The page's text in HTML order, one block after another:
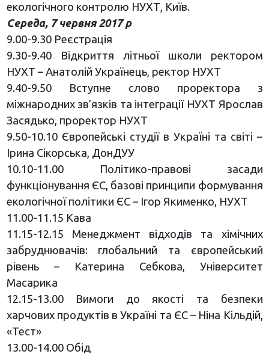
екологічного контролю НУХТ, Київ.
Середа, 7 червня 2017 р
9.00-9.30 Реєстрація
9.30-9.40 Відкриття літньої школи ректором
НУХТ – Анатолій Українець, ректор НУХТ
9.40-9.50 Вступне слово проректорa з
міжнародних зв’язків та інтеграції НУХТ Ярослав
Засядько, проректор НУХТ
9.50-10.10 Європейські студії в Україні та світі –
Ірина Сікорська, ДонДУУ
10.10-11.00 Політико-правові засади
функціонування ЄС, базові принципи формування
екологічної політики ЄС – Ігор Якименко, НУХТ
11.00-11.15 Кава
11.15-12.15 Менеджмент відходів та хімічних
забруднювачів: глобальний та європейський
рівень – Катерина Себкова, Університет
Масарика
12.15-13.00 Вимоги до якості та безпеки
харчових продуктів в Україні та ЄС – Ніна Кільдій,
«Тест»
13.00-14.00 Обід